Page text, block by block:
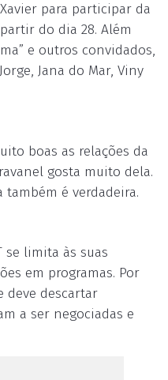
para participar da
do dia 28. Além
e outros convidados,
Jana do Mar, Viny
boas as relações da
gosta muito dela.
também é verdadeira.
se limita às suas
em programas. Por
deve descartar
a ser negociadas e